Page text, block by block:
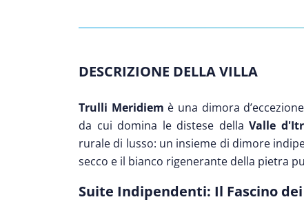
DESCRIZIONE DELLA VILLA
Trulli Meridiem è una dimora
da cui domina le distese della Valle
rurale di lusso: un insieme di dimore
secco e il bianco rigenerante della pietra
Suite Indipendenti: Il Fascino